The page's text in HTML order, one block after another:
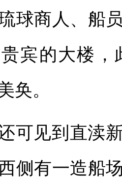
球商人、船
宾的大楼
奂。
可见到直渎
侧有一造船